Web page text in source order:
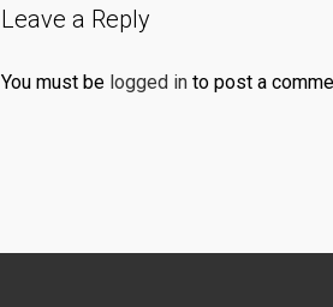
Leave a Reply
You must be logged in to post a